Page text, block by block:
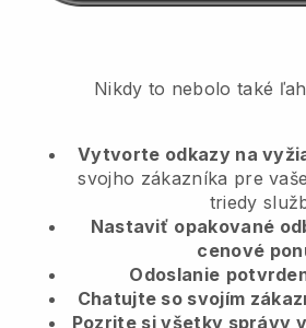
Nikdy to nebolo také
Vytvorte odkazy na
svojho zákazníka pre
triedy
Nastaviť opakované
cenové
Odoslanie
Chatujte so svojím
Pozrite si všetky správy